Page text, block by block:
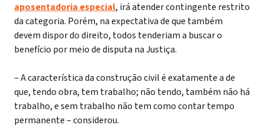
aposentadoria especial, irá atender contingente restrito
da categoria. Porém, na expectativa de que também
devem dispor do direito, todos tenderiam a buscar o
benefício por meio de disputa na Justiça.
– A característica da construção civil é exatamente a de
que, tendo obra, tem trabalho; não tendo, também não há
trabalho, e sem trabalho não tem como contar tempo
permanente – considerou.